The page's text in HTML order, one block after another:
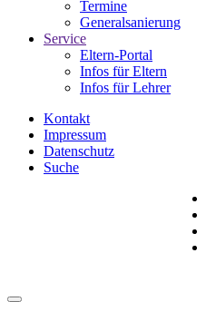
Termine
Generalsanierung
Service
Eltern-Portal
Infos für Eltern
Infos für Lehrer
Kontakt
Impressum
Datenschutz
Suche